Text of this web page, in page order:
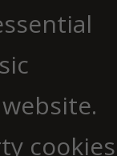
cookies